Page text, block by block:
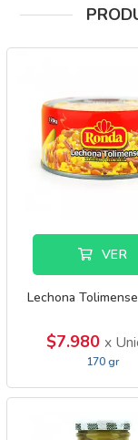
VER
Lechona
$7.980 x
170 gr